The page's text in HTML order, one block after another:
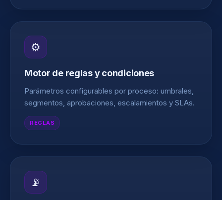
⚙️
Motor de reglas y condiciones
Parámetros configurables por proceso: umbrales,
segmentos, aprobaciones, escalamientos y SLAs.
REGLAS
📡